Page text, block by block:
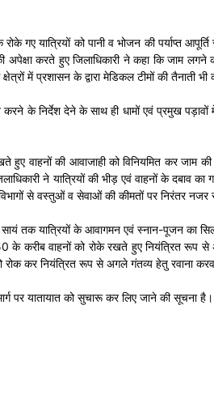
गए यात्रियों को पानी व भोजन की पर्याप्त
अपेक्षा करते हुए जिलाधिकारी ने कहा कि जाम
में प्रशासन के द्वारा मेडिकल टीमों की तैनाती भी
के निर्देश देने के साथ ही धामों एवं प्रमुख
हुए वाहनों की आवाजाही को विनियमित कर जाम
ने यात्रियों की भीड़ एवं वाहनों के दबाव का
से वस्तुओं व सेवाओं की कीमतों पर निरंतर नजर
तक यात्रियों के आवागमन एवं स्नान-पूजन का
करीब वाहनों को रोके रखते हुए नियंत्रित रूप से
कर नियंत्रित रूप से अगले गंतव्य हेतु रवाना
पर यातायात को सुचारू कर लिए जाने की सूचना है।